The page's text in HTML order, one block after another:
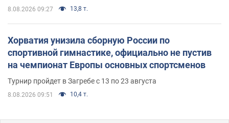
8.08.2026 09:27 13,8 т.
Хорватия унизила сборную России по
спортивной гимнастике, официально не пустив
на чемпионат Европы основных спортсменов
Турнир пройдет в Загребе с 13 по 23 августа
8.08.2026 09:51 10,4 т.